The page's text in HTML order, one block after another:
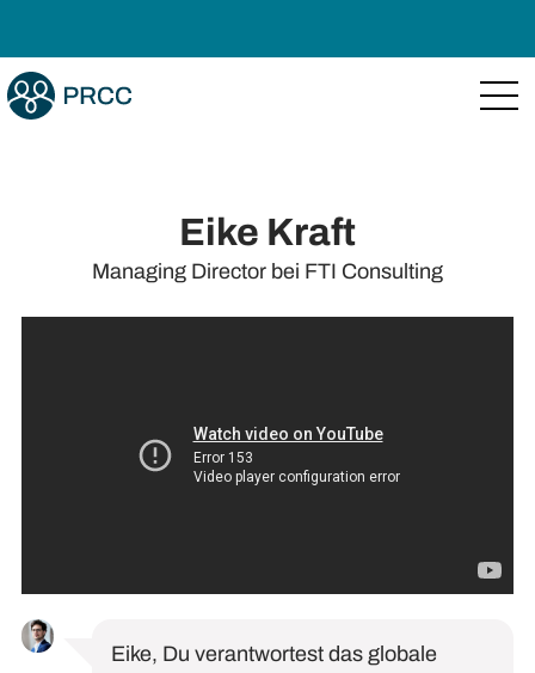
Eike Kraft
Managing Director bei FTI Consulting
Eike, Duverantwortest das globale